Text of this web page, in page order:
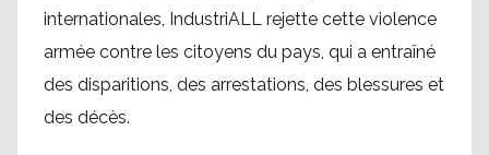
internationales, IndustriALL rejette cette violence
armée contre les citoyens du pays, qui a entraîné
des disparitions, des arrestations, des blessures et
des décès.